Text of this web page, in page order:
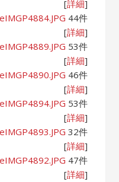
[詳細]
IMGP4884.JPG 44件
[詳細]
IMGP4889.JPG 53件
[詳細]
IMGP4890.JPG 46件
[詳細]
IMGP4894.JPG 53件
[詳細]
IMGP4893.JPG 32件
[詳細]
IMGP4892.JPG 47件
[詳細]